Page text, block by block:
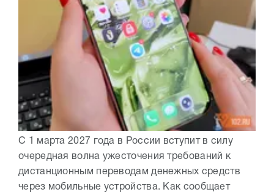
С 1 марта 2027 года в России вступит в силу
очередная волна ужесточения требований к
дистанционным переводам денежных средств
через мобильные устройства. Как сообщает